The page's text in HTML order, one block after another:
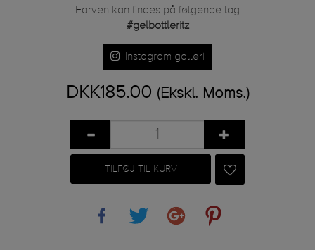
Farven kan findes på følgende tag
#gelbottleritz
Instagram galleri
DKK185.00 (Ekskl. Moms.)
TILFØJ TIL KURV